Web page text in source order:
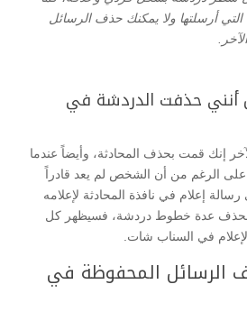
أرسلتها ولا يمكنك حذف الرسائل
حذفت الدردشة في
إنك قمت بحذف المحادثة، وأيضاً عندما
الرغم من أن الشخص لم يعد قادراً
إعلام في نافذة المحادثة لإعلامه
بحذف عدة خطوط دردشة، فسيظهر كل
في السناب شات.
الرسائل المحفوظة في